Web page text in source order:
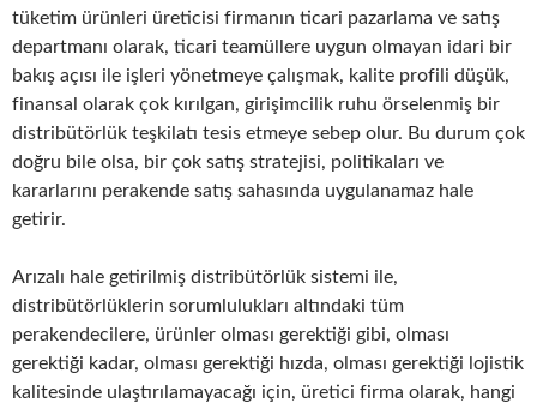
tüketim ürünleri üreticisi firmanın ticari pazarlama ve satış
departmanı olarak, ticari teamüllere uygun olmayan idari bir
bakış açısı ile işleri yönetmeye çalışmak, kalite profili düşük,
finansal olarak çok kırılgan, girişimcilik ruhu örselenmiş bir
distribütörlük teşkilatı tesis etmeye sebep olur. Bu durum çok
doğru bile olsa, bir çok satış stratejisi, politikaları ve
kararlarını perakende satış sahasında uygulanamaz hale
getirir.
Arızalı hale getirilmiş distribütörlük sistemi ile,
distribütörlüklerin sorumlulukları altındaki tüm
perakendecilere, ürünler olması gerektiği gibi, olması
gerektiği kadar, olması gerektiği hızda, olması gerektiği lojistik
kalitesinde ulaştırılamayacağı için, üretici firma olarak, hangi